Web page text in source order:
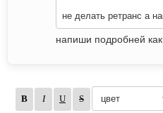
не делать ретранс а
напиши подробней